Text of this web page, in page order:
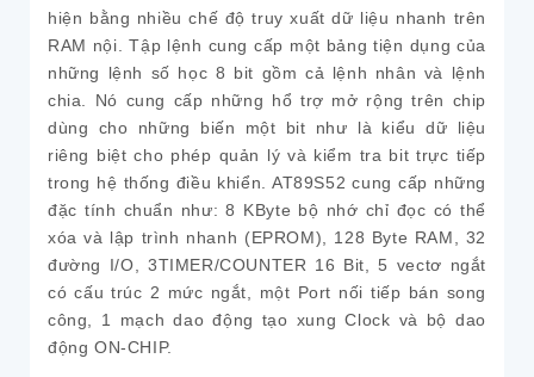
hiện bằng nhiều chế độ truy xuất dữ liệu nhanh trên
RAM nội. Tập lệnh cung cấp một bảng tiện dụng của
những lệnh số học 8 bit gồm cả lệnh nhân và lệnh
chia. Nó cung cấp những hổ trợ mở rộng trên chip
dùng cho những biến một bit như là kiểu dữ liệu
riêng biệt cho phép quản lý và kiểm tra bit trực tiếp
trong hệ thống điều khiển. AT89S52 cung cấp những
đặc tính chuẩn như: 8 KByte bộ nhớ chỉ đọc có thể
xóa và lập trình nhanh (EPROM), 128 Byte RAM, 32
đường I/O, 3TIMER/COUNTER 16 Bit, 5 vectơ ngắt
có cấu trúc 2 mức ngắt, một Port nối tiếp bán song
công, 1 mạch dao động tạo xung Clock và bộ dao
động ON-CHIP.